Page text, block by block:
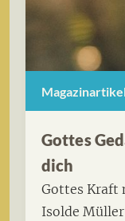
Gottes
dich
Gottes Kraft
Isolde